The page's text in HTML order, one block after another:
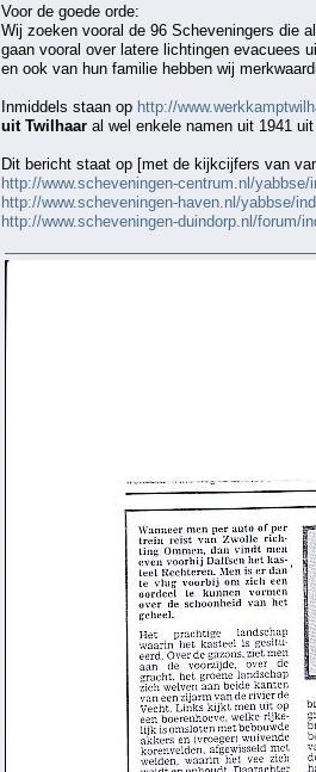
Voor de goede orde:
Wij zoeken vooral de 96 Scheveningers die
gaan vooral over latere lichtingen evacuees
en ook van hun familie hebben wij
Inmiddels staan op http://
uit Twilhaar al wel enkele namen uit 1941
Dit bericht staat op [met de kijkcijfers van
http://www.scheveningen-centrum.nl/
http://www.scheveningen-haven.nl/yabbse/
http://www.scheveningen-duindorp.nl/forum/